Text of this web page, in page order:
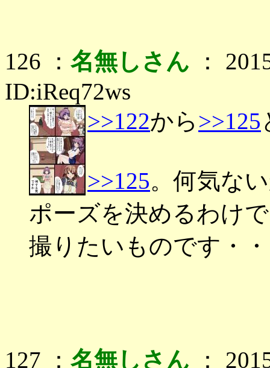
126 ： 名無しさん ：
ID:iReq72ws
>>122から >>125
>>125。何気な
ポーズを決めるわけ
撮りたいものです・
127 ： 名無しさん ：